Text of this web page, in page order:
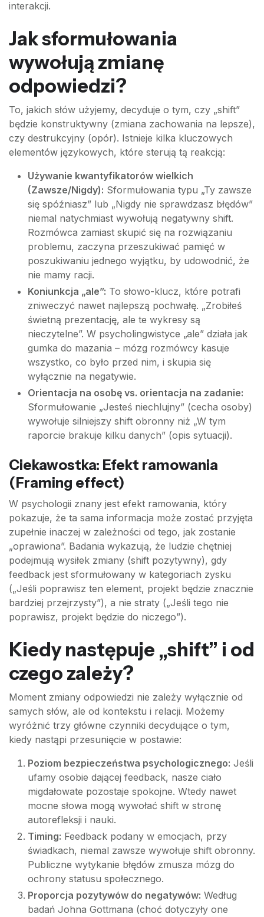
interakcji.
Jak sformułowania
wywołują zmianę
odpowiedzi?
To, jakich słów użyjemy, decyduje o tym, czy „shift”
będzie konstruktywny (zmiana zachowania na lepsze),
czy destrukcyjny (opór). Istnieje kilka kluczowych
elementów językowych, które sterują tą reakcją:
Używanie kwantyfikatorów wielkich
(Zawsze/Nigdy): Sformułowania typu „Ty zawsze
się spóźniasz” lub „Nigdy nie sprawdzasz błędów”
niemal natychmiast wywołują negatywny shift.
Rozmówca zamiast skupić się na rozwiązaniu
problemu, zaczyna przeszukiwać pamięć w
poszukiwaniu jednego wyjątku, by udowodnić, że
nie mamy racji.
Koniunkcja „ale”: To słowo-klucz, które potrafi
zniweczyć nawet najlepszą pochwałę. „Zrobiłeś
świetną prezentację, ale te wykresy są
nieczytelne”. W psycholingwistyce „ale” działa jak
gumka do mazania – mózg rozmówcy kasuje
wszystko, co było przed nim, i skupia się
wyłącznie na negatywie.
Orientacja na osobę vs. orientacja na zadanie:
Sformułowanie „Jesteś niechlujny” (cecha osoby)
wywołuje silniejszy shift obronny niż „W tym
raporcie brakuje kilku danych” (opis sytuacji).
Ciekawostka: Efekt ramowania
(Framing effect)
W psychologii znany jest efekt ramowania, który
pokazuje, że ta sama informacja może zostać przyjęta
zupełnie inaczej w zależności od tego, jak zostanie
„oprawiona”. Badania wykazują, że ludzie chętniej
podejmują wysiłek zmiany (shift pozytywny), gdy
feedback jest sformułowany w kategoriach zysku
(„Jeśli poprawisz ten element, projekt będzie znacznie
bardziej przejrzysty”), a nie straty („Jeśli tego nie
poprawisz, projekt będzie do niczego”).
Kiedy następuje „shift” i od
czego zależy?
Moment zmiany odpowiedzi nie zależy wyłącznie od
samych słów, ale od kontekstu i relacji. Możemy
wyróżnić trzy główne czynniki decydujące o tym,
kiedy nastąpi przesunięcie w postawie:
Poziom bezpieczeństwa psychologicznego: Jeśli
ufamy osobie dającej feedback, nasze ciało
migdałowate pozostaje spokojne. Wtedy nawet
mocne słowa mogą wywołać shift w stronę
autorefleksji i nauki.
Timing: Feedback podany w emocjach, przy
świadkach, niemal zawsze wywołuje shift obronny.
Publiczne wytykanie błędów zmusza mózg do
ochrony statusu społecznego.
Proporcja pozytywów do negatywów: Według
badań Johna Gottmana (choć dotyczyły one